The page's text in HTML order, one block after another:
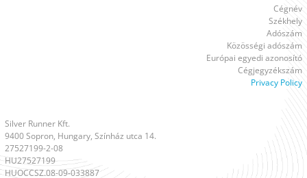
Cégnév
Székhely
Adószám
Közösségi adószám
Európai egyedi azonosító
Cégjegyzékszám
Privacy Policy
Silver Runner Kft.
9400 Sopron, Hungary, Színház utca 14.
27527199-2-08
HU27527199
HUOCCSZ.08-09-033887